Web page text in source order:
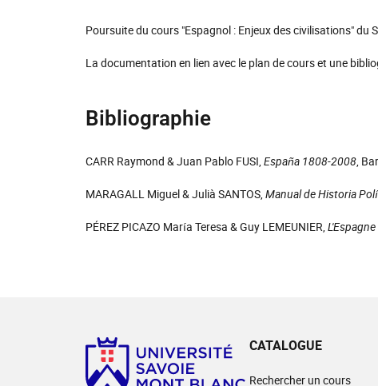
Poursuite du cours "Espagnol : Enjeux des civilisations" du
La documentation en lien avec le plan de cours et une
Bibliographie
CARR Raymond & Juan Pablo FUSI,España 1808-2008,
MARAGALL Miguel & Julià SANTOS,Manual de Historia
PÉREZ PICAZO María Teresa & Guy LEMEUNIER,
CATALOGUE
Rechercher un cours